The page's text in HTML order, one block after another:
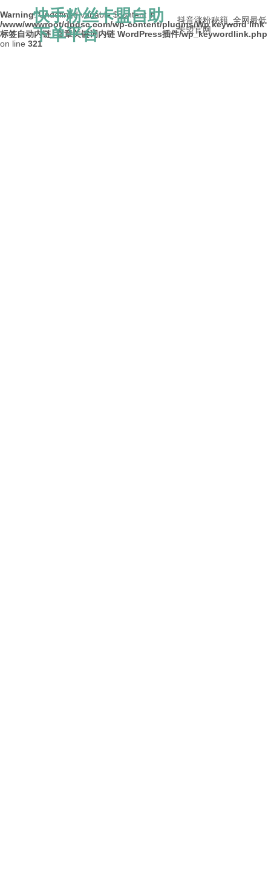
Warning: Undefined variable $content in
/www/wwwroot/dpdsc.com/wp-content/plugins/Wp keyword link
标签自动内链_文章关键词内链 WordPress插件/wp_keywordlink.php
on line 321
快手粉丝卡盟自助
下单平台
抖音涨粉秘籍_全网最低
卡盟官网